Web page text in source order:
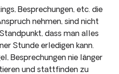
Besprechungen, etc. die
nehmen, sind nicht
dass man alles
Stunde erledigen kann.
Besprechungen nie länger
und stattfinden zu